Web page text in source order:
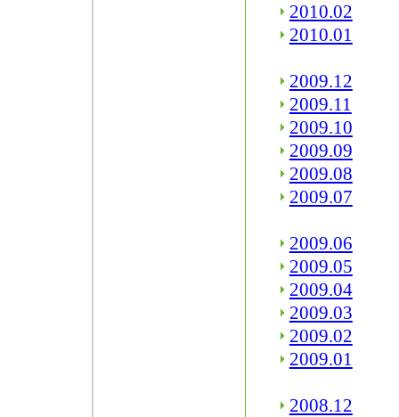
2010.02
2010.01
2009.12
2009.11
2009.10
2009.09
2009.08
2009.07
2009.06
2009.05
2009.04
2009.03
2009.02
2009.01
2008.12